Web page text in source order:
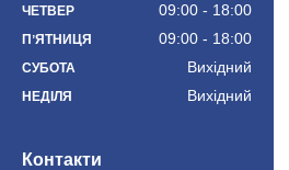
ЧЕТВЕР 09:00 18:00
ПʼЯТНИЦЯ 09:00 18:00
СУБОТА Вихідний
НЕДІЛЯ Вихідний
Контакти